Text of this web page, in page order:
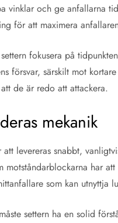
vinklar och ge anfallarna
för att maximera
fokusera på
försvar, särskilt mot
de är redo att attackera.
mekanik
levereras snabbt,
motståndarblockarna har
som kan utnyttja
settern ha en solid